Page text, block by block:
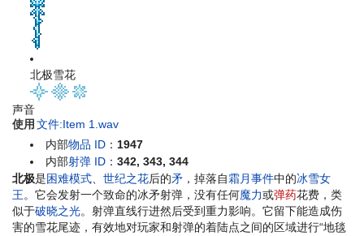
北极雪花
声音
使用 文件:Item 1.wav
内部物品 ID ： 1947
内部射弹 ID ：342, 343, 344
北极是困难模式、 世纪之花后的矛 ，掉落自霜月事件中的冰雪女
王。它会发射一个致命的冰矛射弹，没有任何魔力或弹药花费，类
似于破晓之光。射弹直线行进然后受到重力影响。它留下能造成伤
害的雪花尾迹，有效地对玩家和射弹的着陆点之间的区域进行“地毯